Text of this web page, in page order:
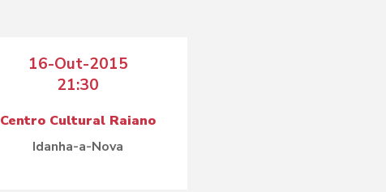
16-Out-2015
21:30
Centro Cultural Raiano
Idanha-a-Nova